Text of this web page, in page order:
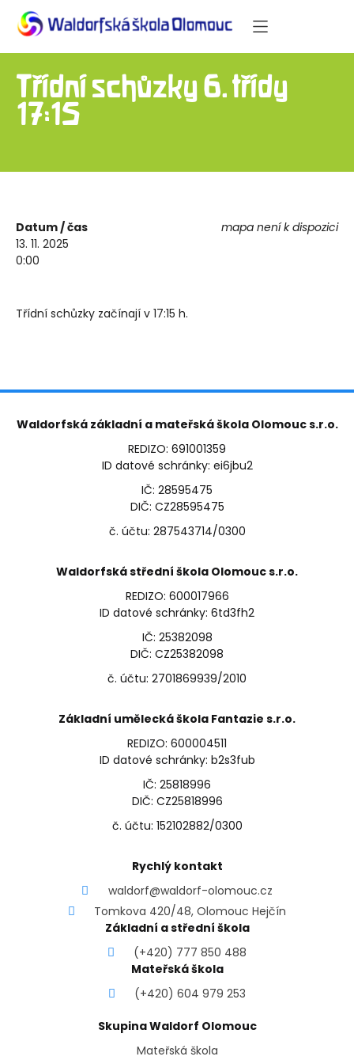
Třídní schůzky 6. třídy –
17:15
mapa není k dispozici
Datum / čas
13. 11. 2025
0:00
Třídní schůzky začínají v 17:15 h.
Waldorfská základní a mateřská škola Olomouc s.r.o.
REDIZO: 691001359
ID datové schránky: ei6jbu2
IČ: 28595475
DIČ: CZ28595475
č. účtu: 287543714/0300
Waldorfská střední škola Olomouc s.r.o.
REDIZO: 600017966
ID datové schránky: 6td3fh2
IČ: 25382098
DIČ: CZ25382098
č. účtu: 2701869939/2010
Základní umělecká škola Fantazie s.r.o.
REDIZO: 600004511
ID datové schránky: b2s3fub
IČ: 25818996
DIČ: CZ25818996
č. účtu: 152102882/0300
Rychlý kontakt
waldorf@waldorf-olomouc.cz
Tomkova 420/48, Olomouc Hejčín
Základní a střední škola
(+420) 777 850 488
Mateřská škola
(+420) 604 979 253
Skupina Waldorf Olomouc
Mateřská škola